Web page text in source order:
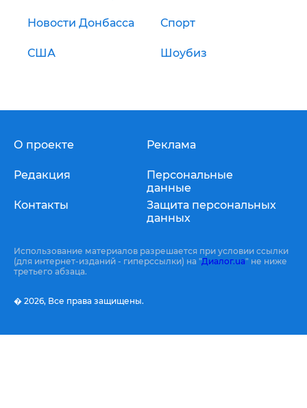
Новости Донбасса Спорт
США Шоубиз
О проекте
Редакция
Контакты
Реклама
Персональные
данные
Защита персональных
данных
Использование материалов разрешается при условии ссылки
(для интернет-изданий - гиперссылки) на "Диалог.ua" не ниже
третьего абзаца.
� 2026, Все права защищены.